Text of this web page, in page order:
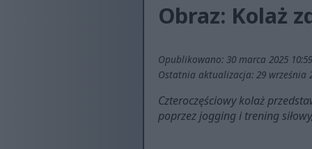
Obraz: Kolaż
Opublikowano: 30 marca 2025
Ostatnia aktualizacja: 29 września
Czteroczęściowy kolaż
poprzez jogging i trening